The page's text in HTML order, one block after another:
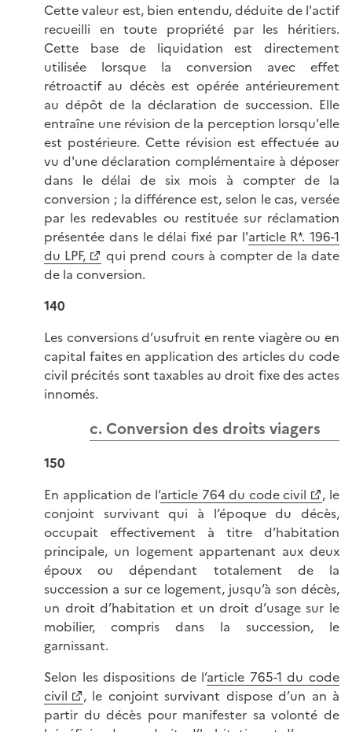
Cette valeur est, bien entendu, déduite de l'actif
recueilli en toute propriété par les héritiers.
Cette base de liquidation est directement
utilisée lorsque la conversion avec effet
rétroactif au décès est opérée antérieurement
au dépôt de la déclaration de succession. Elle
entraîne une révision de la perception lorsqu'elle
est postérieure. Cette révision est effectuée au
vu d'une déclaration complémentaire à déposer
dans le délai de six mois à compter de la
conversion ; la différence est, selon le cas, versée
par les redevables ou restituée sur réclamation
présentée dans le délai fixé par l'article R*. 196-1
du LPF,
qui prend cours à compter de la date
de la conversion.
140
Les conversions d’usufruit en rente viagère ou en
capital faites en application des articles du code
civil précités sont taxables au droit fixe des actes
innomés.
c. Conversion des droits viagers
150
En application de l’article 764 du code civil
, le
conjoint survivant qui à l’époque du décès,
occupait effectivement à titre d’habitation
principale, un logement appartenant aux deux
époux ou dépendant totalement de la
succession a sur ce logement, jusqu’à son décès,
un droit d’habitation et un droit d’usage sur le
mobilier, compris dans la succession, le
garnissant.
Selon les dispositions de l’article 765-1 du code
civil
, le conjoint survivant dispose d’un an à
partir du décès pour manifester sa volonté de